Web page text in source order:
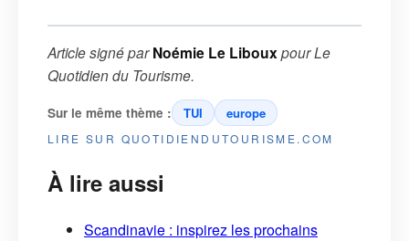
Article signé parNoémie Le LibouxpourLe
Quotidien du Tourisme.
Sur le même thème : TUI europe
LIRE SUR QUOTIDIENDUTOURISME.COM
À lire aussi
Scandinavie : inspirez les prochains